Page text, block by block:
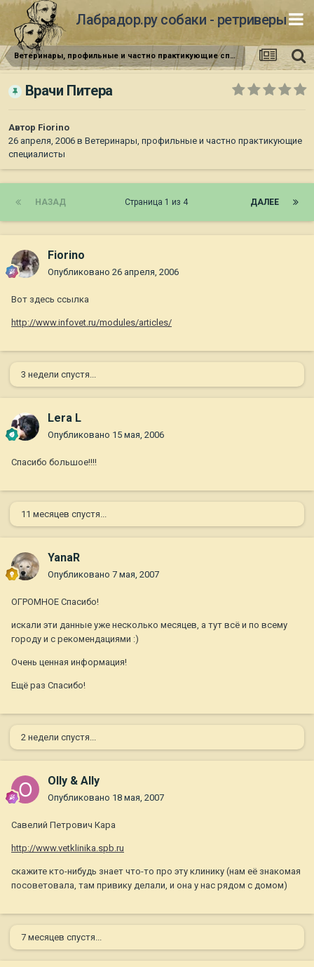
Лабрадор.ру собаки - ретриверы
Ветеринары, профильные и частно практикующие специалисты
Врачи Питера
Автор Fiorino
26 апреля, 2006 в Ветеринары, профильные и частно практикующие
специалисты
НАЗАД ДАЛЕЕ
Страница 1 из 4
Fiorino
Опубликовано 26 апреля, 2006
Вот здесь ссылка
http://www.infovet.ru/modules/articles/
3 недели спустя...
Lera L
Опубликовано 15 мая, 2006
Спасибо большое!!!!
11 месяцев спустя...
YanaR
Опубликовано 7 мая, 2007
ОГРОМНОЕ Спасибо!
искали эти данные уже несколько месяцев, а тут всё и по всему
городу и с рекомендациями :)
Очень ценная информация!
Ещё раз Спасибо!
2 недели спустя...
Olly & Ally
Опубликовано 18 мая, 2007
Савелий Петрович Кара
http://www.vetklinika.spb.ru
скажите кто-нибудь знает что-то про эту клинику (нам её знакомая
посоветовала, там привику делали, и она у нас рядом с домом)
7 месяцев спустя...